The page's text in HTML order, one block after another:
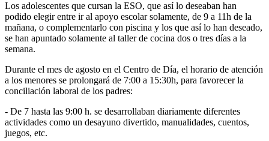
Los adolescentes que cursan la ESO, que así lo deseaban han
podido elegir entre ir al apoyo escolar solamente, de 9 a 11h de la
mañana, o complementarlo con piscina y los que así lo han deseado,
se han apuntado solamente al taller de cocina dos o tres días a la
semana.
Durante el mes de agosto en el Centro de Día, el horario de atención
a los menores se prolongará de 7:00 a 15:30h, para favorecer la
conciliación laboral de los padres:
- De 7 hasta las 9:00 h. se desarrollaban diariamente diferentes
actividades como un desayuno divertido, manualidades, cuentos,
juegos, etc.